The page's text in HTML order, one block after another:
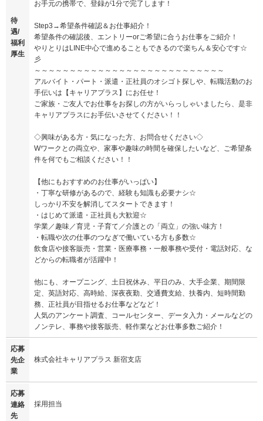
待
遇/
福利
厚生
お手元の携帯で、登録が1分で完了します！
Step3→希望条件確認＆お仕事紹介！
希望条件の確認後、エントリーorご希望に合うお仕事をご紹介！
やりとりはLINE中心で進めることもできるので楽ちん＆安心です☆
彡
～～～～～～～～～～～～～～～～～～～～～～～～～～～
アルバイト・パート・派遣・正社員のオシゴト探しや、転職活動のお
手伝いは【キャリアプラス】にお任せ！
ご家族・ご友人でお仕事をお探しの方がいらっしゃいましたら、是非
キャリアプラスにお手伝いさせてください！！
◇興味がある方・気になった方、お問合せください◇
Wワークとの両立や、家事や趣味の時間を確保したいなど、ご希望条
件を何でもご相談ください！！
【他にもおすすめのお仕事がいっぱい】
・丁寧な研修があるので、経験も知識も必要ナシ☆
しっかり不安を解消してスタートできます！
・はじめて派遣・正社員も大歓迎☆
学業／趣味／育児・子育て／介護との「両立」の強い味方！
・転職や次の仕事のつなぎで働いている方も多数☆
飲食店や接客販売・営業・医療事務・一般事務や受付・電話対応、な
どからの転職者が活躍中！
他にも、オープニング、土日祝休み、平日のみ、大手企業、期間限
定、英語対応、高時給、深夜夜勤、交通費支給、扶養内、短時間勤
務、正社員が目指せるお仕事などなど！
人気のアンケート調査、コールセンター、データ入力・メールなどの
ノンテレ、事務や接客販売、軽作業などお仕事多数ご紹介！
応募
先企
業
株式会社キャリアプラス 新宿支店
応募
連絡
先
採用担当